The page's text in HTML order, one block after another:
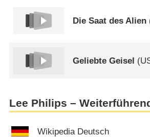
Die Saat des Alien
Geliebte Geisel (
Lee Philips –
Wikipedia Deutsch